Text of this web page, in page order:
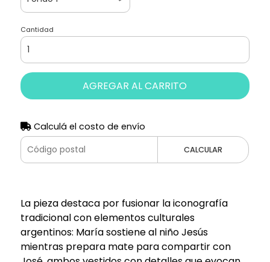
Cantidad
AGREGAR AL CARRITO
Calculá el costo de envío
CALCULAR
La pieza destaca por fusionar la iconografía
tradicional con elementos culturales
argentinos: María sostiene al niño Jesús
mientras prepara mate para compartir con